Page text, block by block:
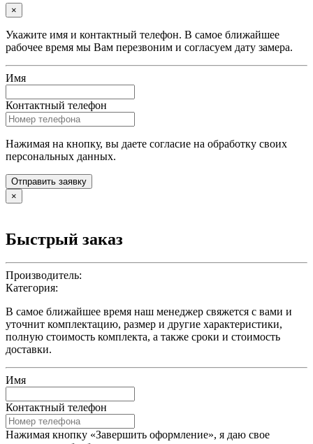
×
Укажите имя и контактный телефон. В самое ближайшее
рабочее время мы Вам перезвоним и согласуем дату замера.
Имя
Контактный телефон
Нажимая на кнопку, вы даете согласие на обработку своих
персональных данных.
Отправить заявку
×
Быстрый заказ
Производитель:
Категория:
В самое ближайшее время наш менеджер свяжется с вами и
уточнит комплектацию, размер и другие характеристики,
полную стоимость комплекта, а также сроки и стоимость
доставки.
Имя
Контактный телефон
Нажимая кнопку «Завершить оформление», я даю свое